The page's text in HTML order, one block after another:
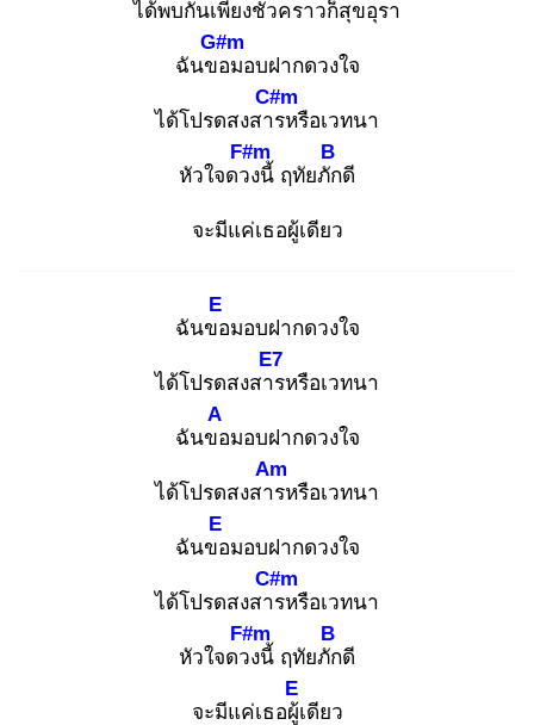
ได้พบกันเพียงชั่วคราวก็สุขอุรา
ฉันขอ
G#m
มอบฝากดวงใจ
ได้โปรดสงสาร
C#m
หรือเวทนา
หัวใจดวง
F#m
นี้ ฤทัยภัก
B
ดี
จะมีแค่เธอผู้เดียว
ฉันขอ
E
มอบฝากดวงใจ
ได้โปรดสงสาร
E7
หรือเวทนา
ฉันขอ
A
มอบฝากดวงใจ
ได้โปรดสงสาร
Am
หรือเวทนา
ฉันขอ
E
มอบฝากดวงใจ
ได้โปรดสงสาร
C#m
หรือเวทนา
หัวใจดวง
F#m
นี้ ฤทัยภัก
B
ดี
จะมีแค่เธอผู้เ
E
ดียว